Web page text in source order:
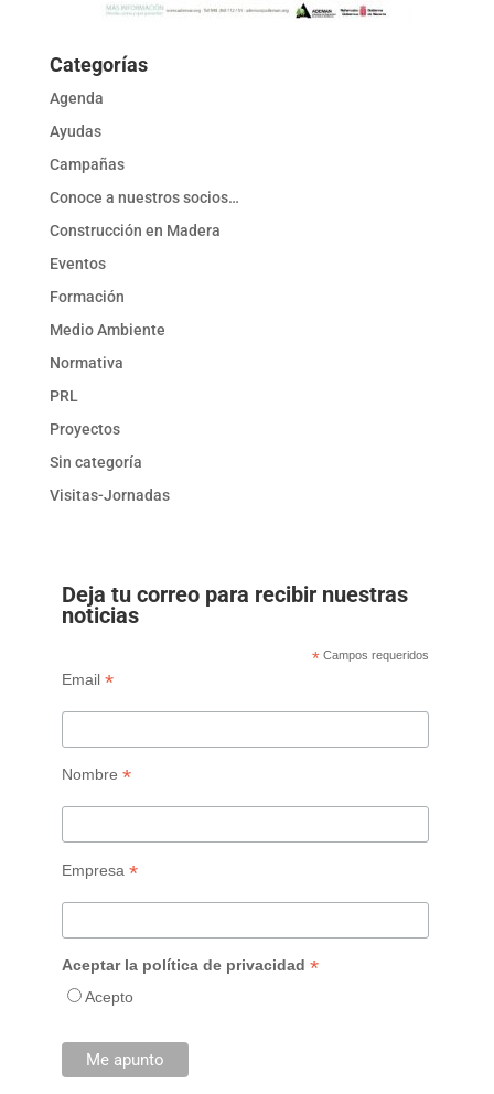
Categorías
Agenda
Ayudas
Campañas
Conoce a nuestros socios…
Construcción en Madera
Eventos
Formación
Medio Ambiente
Normativa
PRL
Proyectos
Sin categoría
Visitas-Jornadas
Deja tu correo para recibir nuestras
noticias
* Campos requeridos
Email *
Nombre *
Empresa *
Aceptar la política de privacidad *
Acepto